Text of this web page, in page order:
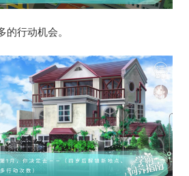
行动机会。